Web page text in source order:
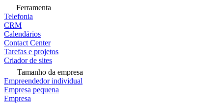
Ferramenta
Telefonia
CRM
Calendários
Contact Center
Tarefas e projetos
Criador de sites
Tamanho da empresa
Empreendedor individual
Empresa pequena
Empresa